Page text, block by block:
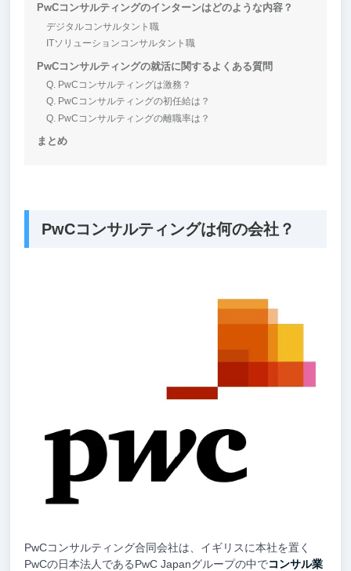
PwCコンサルティングのインターンはどのような内容？
デジタルコンサルタント職
ITソリューションコンサルタント職
PwCコンサルティングの就活に関するよくある質問
Q. PwCコンサルティングは激務？
Q. PwCコンサルティングの初任給は？
Q. PwCコンサルティングの離職率は？
まとめ
PwCコンサルティングは何の会社？
PwCコンサルティング合同会社は、イギリスに本社を置く
PwCの日本法人であるPwC Japanグループの中でコンサル業